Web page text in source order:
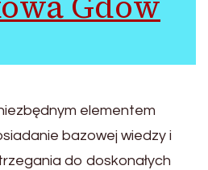
elementem
bazowej wiedzy i
do doskonałych